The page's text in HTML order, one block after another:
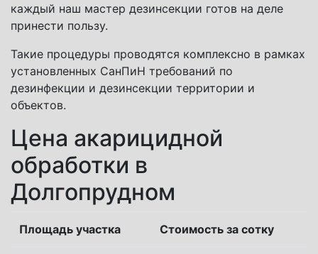
каждый наш мастер дезинсекции готов на деле
принести пользу.
Такие процедуры проводятся комплексно в рамках
установленных СанПиН требований по
дезинфекции и дезинсекции территории и
объектов.
Цена акарицидной
обработки в
Долгопрудном
Площадь участка Стоимость за сотку